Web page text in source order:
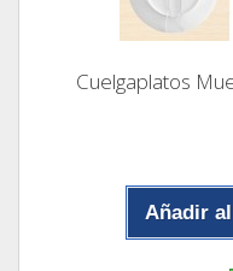
Cuelgaplatos
Añadir